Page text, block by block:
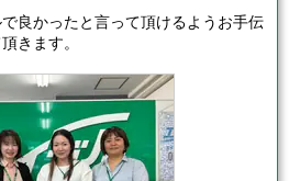
良かったと言って頂けるようお手伝
きます。